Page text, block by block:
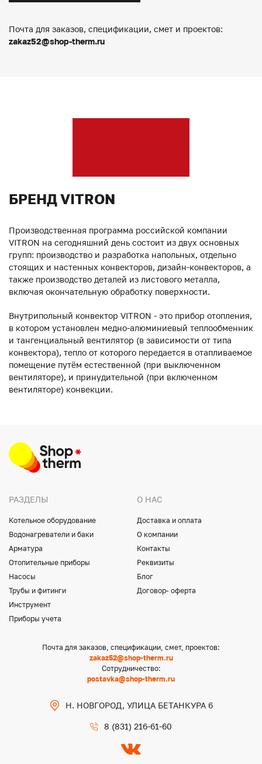
Почта для заказов, спецификации, смет и проектов:
zakaz52@shop-therm.ru
БРЕНД VITRON
Производственная программа российской компании
VITRON на сегодняшний день состоит из двух основных
групп: производство и разработка напольных, отдельно
стоящих и настенных конвекторов, дизайн-конвекторов, а
также производство деталей из листового металла,
включая окончательную обработку поверхности.
Внутрипольный конвектор VITRON - это прибор отопления,
в котором установлен медно-алюминиевый теплообменник
и тангенциальный вентилятор (в зависимости от типа
конвектора), тепло от которого передается в отапливаемое
помещение путём естественной (при выключенном
вентиляторе), и принудительной (при включенном
вентиляторе) конвекции.
РАЗДЕЛЫ
Котельное оборудование
Водонагреватели и баки
Арматура
Отопительные приборы
Насосы
Трубы и фитинги
Инструмент
Приборы учета
О НАС
Доставка и оплата
О компании
Контакты
Реквизиты
Блог
Договор- оферта
Почта для заказов, спецификации, смет, проектов:
zakaz52@shop-therm.ru
Сотрудничество:
postavka@shop-therm.ru
Н. НОВГОРОД, УЛИЦА БЕТАНКУРА 6
8 (831) 216-61-60